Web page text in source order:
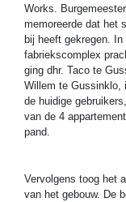
Works.
memoreerde dat het
bij heeft gekregen.
fabriekscomplex
ging dhr. Taco te
Willem te Gussinklo,
de huidige
van de 4
pand.
Vervolgens toog het
van het gebouw. De